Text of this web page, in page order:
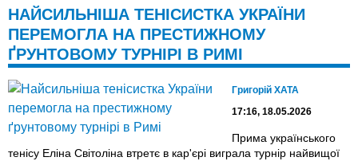
НАЙСИЛЬНІША ТЕНІСИСТКА УКРАЇНИ
ПЕРЕМОГЛА НА ПРЕСТИЖНОМУ
ҐРУНТОВОМУ ТУРНІРІ В РИМІ
Григорій ХАТА
17:16, 18.05.2026
Прима українського
тенісу Еліна Світоліна втретє в кар'єрі виграла турнір найвищої